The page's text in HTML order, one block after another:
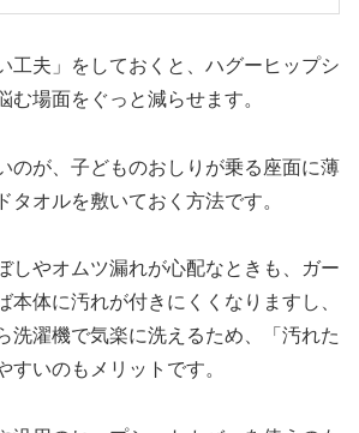
工夫」をしておくと、ハグーヒップシ
む場面をぐっと減らせます。​
のが、子どものおしりが乗る座面に薄
タオルを敷いておく方法です。
しやオムツ漏れが心配なときも、ガー
本体に汚れが付きにくくなりますし、
洗濯機で気楽に洗えるため、「汚れた
すいのもメリットです。​